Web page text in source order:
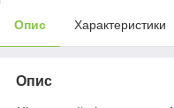
Опис Характеристики
Опис